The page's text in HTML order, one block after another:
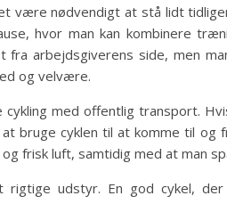
være nødvendigt at stå lidt
hvor man kan kombinere
fra arbejdsgiverens side, men
og velvære.
cykling med offentlig transport.
bruge cyklen til at komme til
frisk luft, samtidig med at man
udstyr. En god cykel,